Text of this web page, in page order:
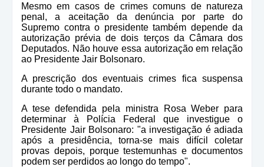
Mesmo em casos de crimes comuns de natureza
penal, a aceitação da denúncia por parte do
Supremo contra o presidente também depende da
autorização prévia de dois terços da Câmara dos
Deputados. Não houve essa autorização em relação
ao Presidente Jair Bolsonaro.
A prescrição dos eventuais crimes fica suspensa
durante todo o mandato.
A tese defendida pela ministra Rosa Weber para
determinar à Polícia Federal que investigue o
Presidente Jair Bolsonaro: "a investigação é adiada
após a presidência, torna-se mais difícil coletar
provas depois, porque testemunhas e documentos
podem ser perdidos ao longo do tempo".